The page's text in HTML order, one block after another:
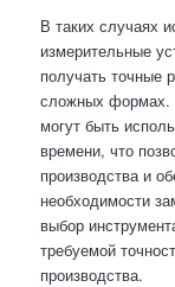
В таких случаях
измерительные
получать точные
сложных формах.
могут быть
времени, что
производства и
необходимости
выбор
требуемой
производства.